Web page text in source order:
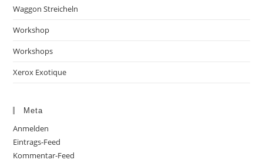
Waggon Streicheln
Workshop
Workshops
Xerox Exotique
Meta
Anmelden
Eintrags-Feed
Kommentar-Feed